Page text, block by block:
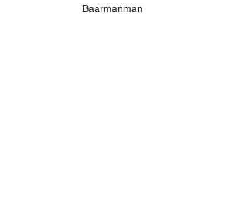
Baarmanman